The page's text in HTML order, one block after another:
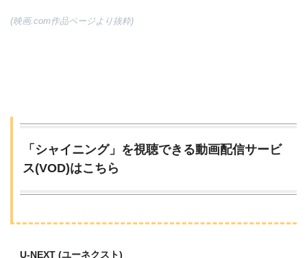
(映画.com作品ページより抜粋)
「シャイニング」を視聴できる動画配信サービ
ス(VOD)はこちら
U-NEXT (ユーネクスト)